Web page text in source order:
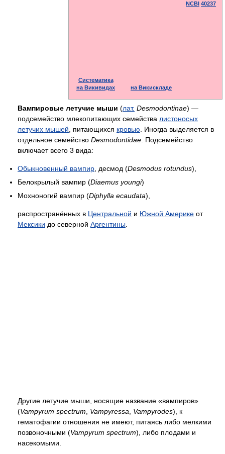
Систематика
на Викивидах
на Викискладе
NCBI 40237
Вампировые летучие мыши (лат. Desmodontinae) —
подсемейство млекопитающих семейства листоносых
летучих мышей , питающихся кровью . Иногда выделяется в
отдельное семейство Desmodontidae . Подсемейство
включает всего 3 вида:
Обыкновенный вампир , десмод (Desmodus rotundus),
Белокрылый вампир (Diaemus youngi)
Мохноногий вампир (Diphylla ecaudata),
распространённых в Центральной и Южной Америке от
Мексики до северной Аргентины
Другие летучие мыши, носящие название «вампиров»
(Vampyrum spectrum Vampyressa Vampyrodes), к
гематофагии отношения не имеют, питаясь либо мелкими
позвоночными (Vampyrum spectrum), либо плодами и
насекомыми.